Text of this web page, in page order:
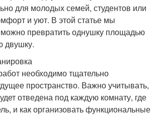
для молодых семей, студентов или
и уют. В этой статье мы
превратить однушку площадью
двушку.
необходимо тщательно
пространство. Важно учитывать,
отведена под каждую комнату, где
и как организовать функциональные